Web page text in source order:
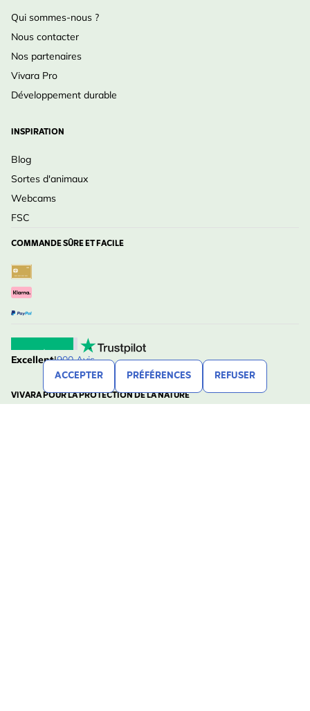
ACCEPTER PRÉFÉRENCES REFUSER
Qui sommes-nous ?
Nous contacter
Nos partenaires
Vivara Pro
Développement durable
INSPIRATION
Blog
Sortes d'animaux
Webcams
FSC
COMMANDE SÛRE ET FACILE
Excellent|900 Avis
VIVARA POUR LA PROTECTION DE LA NATURE